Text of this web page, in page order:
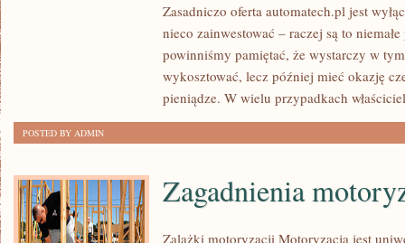
KOMFORTOWE
CODZIENNEGO
Zasadniczo oferta automatech.pl jest
nieco zainwestować – raczej są to
powinniśmy pamiętać, że wystarczy w
wykosztować, lecz później mieć okazję
pieniądze. W wielu przypadkach
POSTED BY ADMIN
Zagadnienia
Zalążki motoryzacji Motoryzacja jest